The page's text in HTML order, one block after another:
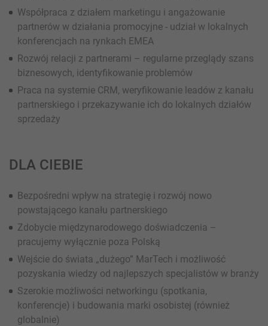
Współpraca z działem marketingu i angażowanie
partnerów w działania promocyjne - udział w lokalnych
konferencjach na rynkach EMEA
Rozwój relacji z partnerami – regularne przeglądy szans
biznesowych, identyfikowanie problemów
Praca na systemie CRM, weryfikowanie leadów z kanału
partnerskiego i przekazywanie ich do lokalnych działów
sprzedaży
DLA CIEBIE
Bezpośredni wpływ na strategię i rozwój nowo
powstającego kanału partnerskiego
Zdobycie międzynarodowego doświadczenia –
pracujemy wyłącznie poza Polską
Wejście do świata „dużego” MarTech i możliwość
pozyskania wiedzy od najlepszych specjalistów w branży
Szerokie możliwości networkingu (spotkania,
konferencje) i budowania marki osobistej (również
globalnie)